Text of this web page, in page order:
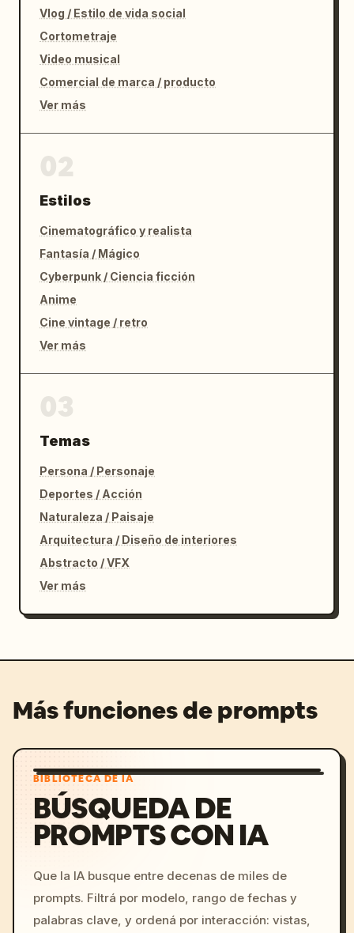
Vlog / Estilo de vida social
Cortometraje
Video musical
Comercial de marca / producto
Ver más
Estilos
Cinematográfico y realista
Fantasía / Mágico
Cyberpunk / Ciencia ficción
Anime
Cine vintage / retro
Ver más
Temas
Persona / Personaje
Deportes / Acción
Naturaleza / Paisaje
Arquitectura / Diseño de interiores
Abstracto / VFX
Ver más
Más funciones de prompts
BIBLIOTECA DE IA
BÚSQUEDA DE
PROMPTS CON IA
Que la IA busque entre decenas de miles de
prompts. Filtrá por modelo, rango de fechas y
palabras clave, y ordená por interacción: vistas,